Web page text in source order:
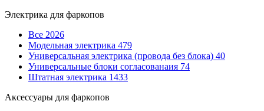
Электрика для фаркопов
Все 2026
Модельная электрика 479
Универсальная электрика (провода без блока) 40
Универсальные блоки согласованаия 74
Штатная электрика 1433
Аксессуары для фаркопов